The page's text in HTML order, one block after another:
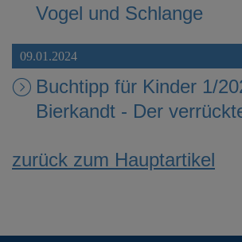
Vogel und Schlange
09.01.2024
Buchtipp für Kinder 1/
Bierkandt - Der
zurück zum Hauptartikel